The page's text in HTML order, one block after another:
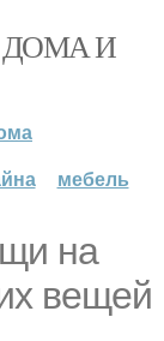
ДОМА И
мебель
на
вещей